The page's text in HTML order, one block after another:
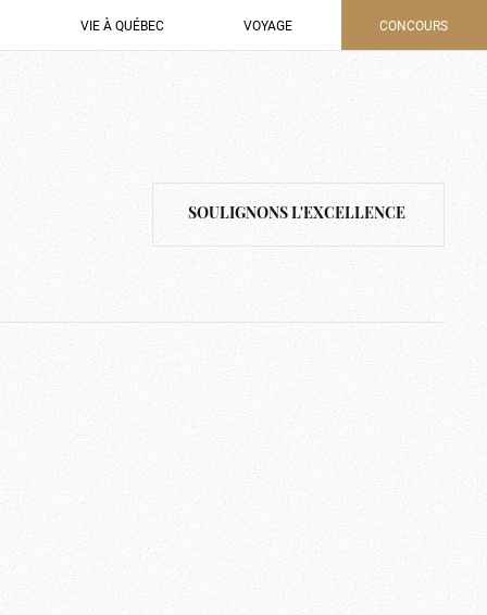
VIE À QUÉBEC VOYAGE CONCOURS
SOULIGNONS L'EXCELLENCE